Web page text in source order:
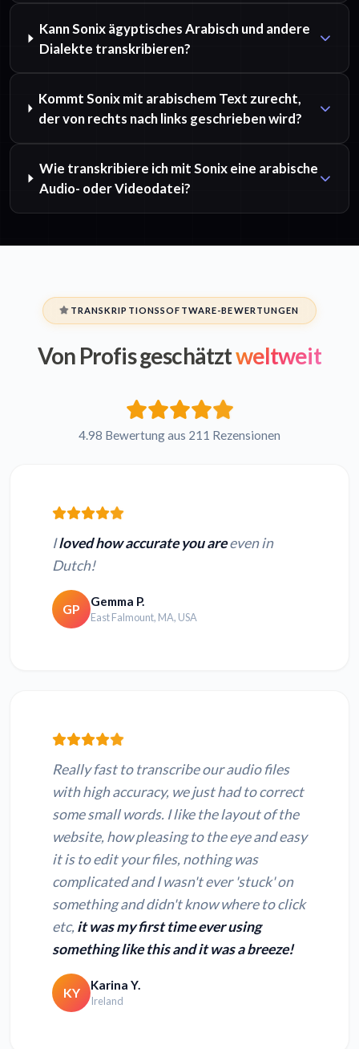
Kann Sonix ägyptisches Arabisch und andere
Dialekte transkribieren?
Kommt Sonix mit arabischem Text zurecht,
der von rechts nach links geschrieben wird?
Wie transkribiere ich mit Sonix eine arabische
Audio- oder Videodatei?
TRANSKRIPTIONSSOFTWARE-BEWERTUNGEN
Von Profis geschätztweltweit
4.98 Bewertung aus 211 Rezensionen
Iloved how accurate you areeven in
Dutch!
GP Gemma P.
East Falmount, MA, USA
Really fast to transcribe our audio files
with high accuracy, we just had to correct
some small words. I like the layout of the
website, how pleasing to the eye and easy
it is to edit your files, nothing was
complicated and I wasn't ever 'stuck' on
something and didn't know where to click
etc, it was my first time ever using
something like this and it was a breeze!
KY Karina Y.
Ireland